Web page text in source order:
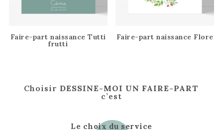
Faire-part naissance Tutti
frutti
Faire-part naissance Flore
Choisir DESSINE-MOI UN FAIRE-PART
c’est
Le choix du service